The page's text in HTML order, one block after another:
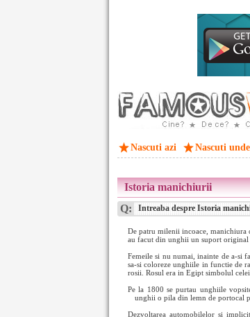
Nascuti azi Nascuti unde
Istoria manichiurii
Q: Intreaba despre Istoria
De patru milenii incoace,
au facut din unghii un suport original
Femeile si nu numai, inainte de a-si
sa-si coloreze unghiile in functie de
rosii. Rosul era in Egipt simbolul
Pe la 1800 se purtau unghiile
unghii o pila din lemn de portocal
Dezvoltarea automobilelor si